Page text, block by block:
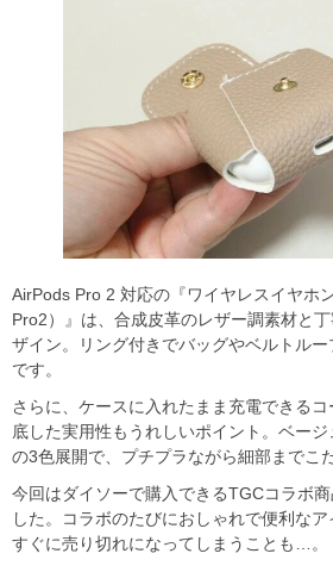
AirPods Pro 2 対応の『ワイヤレスイヤホ
Pro2）』は、合成皮革のレザー調素材と
ザイン。リング付きでバッグやベルトルー
です。
さらに、ケースに入れたまま充電できる
底した実用性もうれしいポイント。ベー
の3色展開で、プチプラながら細部までこ
今回はダイソーで購入できるTGCコラボ
した。コラボのたびにおしゃれで便利な
すぐに売り切れになってしまうことも…。